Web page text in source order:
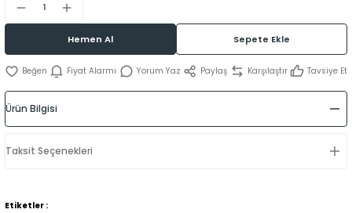
Hemen Al Sepete Ekle
Fiyat Alarmı Yorum Yaz Paylaş Karşılaştır Tavsiye Et
Ürün Bilgisi
Taksit Seçenekleri
Etiketler :